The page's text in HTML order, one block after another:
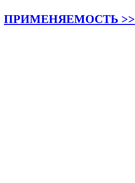
ПРИМЕНЯЕМОСТЬ >>